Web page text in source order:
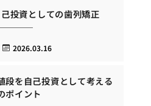
投資としての歯列矯正
2026.03.16
段を自己投資として考える
ポイント